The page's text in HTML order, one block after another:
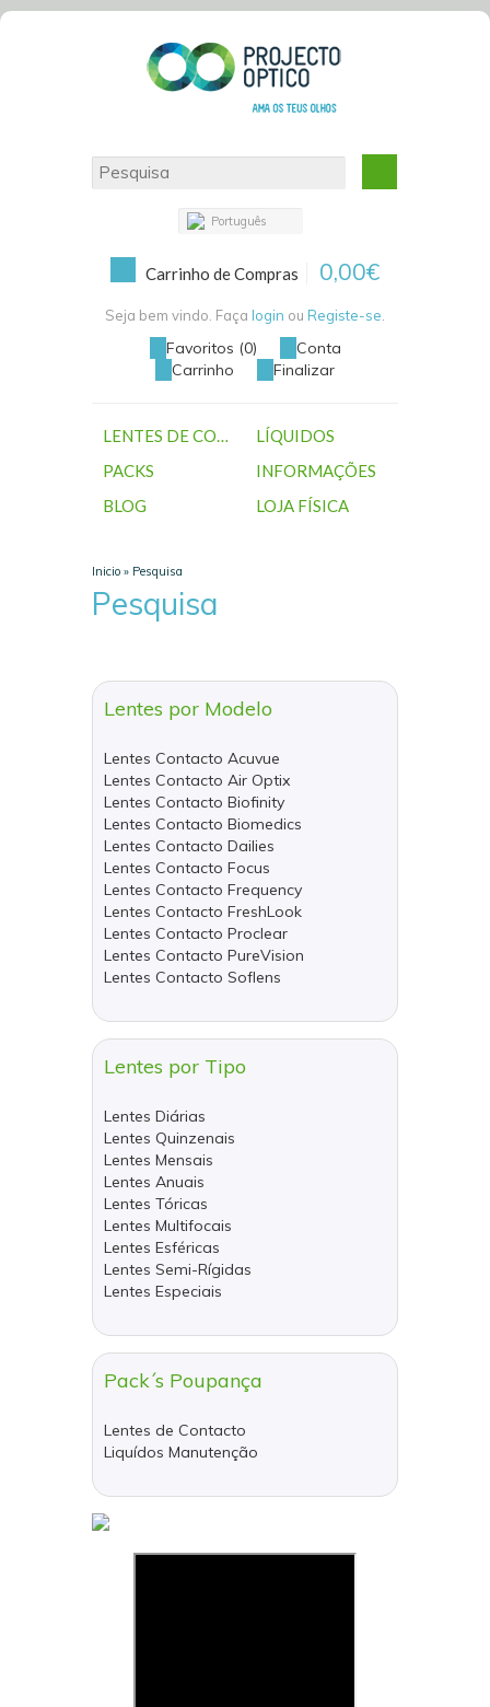
Português
Carrinho de Compras 0,00€
Seja bem vindo. Faça login ou Registe-se
Favoritos (0)
Conta
Carrinho
Finalizar
LENTES DE CONTACTO
LÍQUIDOS
PACKS
INFORMAÇÕES
BLOG
LOJA FÍSICA
Inicio » Pesquisa
Pesquisa
Lentes por Modelo
Lentes Contacto Acuvue
Lentes Contacto Air Optix
Lentes Contacto Biofinity
Lentes Contacto Biomedics
Lentes Contacto Dailies
Lentes Contacto Focus
Lentes Contacto Frequency
Lentes Contacto FreshLook
Lentes Contacto Proclear
Lentes Contacto PureVision
Lentes Contacto Soflens
Lentes por Tipo
Lentes Diárias
Lentes Quinzenais
Lentes Mensais
Lentes Anuais
Lentes Tóricas
Lentes Multifocais
Lentes Esféricas
Lentes Semi-Rígidas
Lentes Especiais
Pack´s Poupança
Lentes de Contacto
Liquídos Manutenção